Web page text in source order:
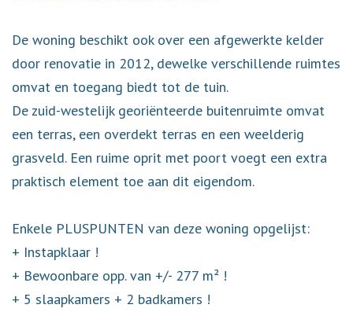
De woning beschikt ook over een afgewerkte kelder
door renovatie in 2012, dewelke verschillende ruimtes
omvat en toegang biedt tot de tuin.
De zuid-westelijk georiënteerde buitenruimte omvat
een terras, een overdekt terras en een weelderig
grasveld. Een ruime oprit met poort voegt een extra
praktisch element toe aan dit eigendom.
Enkele PLUSPUNTEN van deze woning opgelijst:
+ Instapklaar !
+ Bewoonbare opp. van +/- 277 m² !
+ 5 slaapkamers + 2 badkamers !